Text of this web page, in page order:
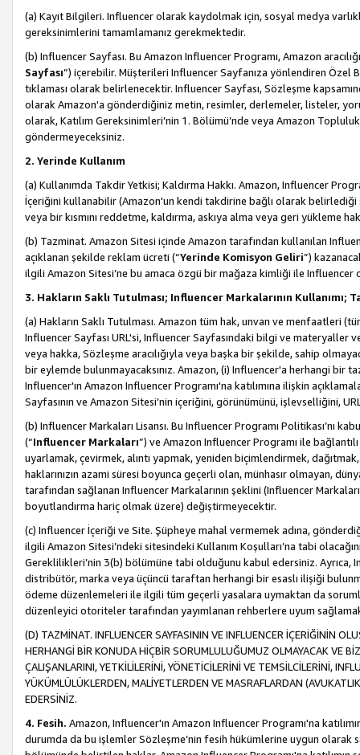
(a) Kayıt Bilgileri. Influencer olarak kaydolmak için, sosyal medya
gereksinimlerini tamamlamanız gerekmektedir.
(b) Influencer Sayfası. Bu Amazon Influencer Programı, Amazon
Sayfası”) içerebilir. Müşterileri Influencer Sayfanıza yönlendiren Özel
tıklaması olarak belirlenecektir. Influencer Sayfası, Sözleşme
olarak Amazon'a gönderdiğiniz metin, resimler, derlemeler, listeler,
olarak, Katılım Gereksinimleri’nin 1. Bölümü’nde veya Amazon
göndermeyeceksiniz.
2. Yerinde Kullanım
(a) Kullanımda Takdir Yetkisi; Kaldırma Hakkı. Amazon, Influencer
İçeriğini kullanabilir (Amazon'un kendi takdirine bağlı olarak belirlediği
veya bir kısmını reddetme, kaldırma, askıya alma veya geri yükleme
(b) Tazminat. Amazon Sitesi içinde Amazon tarafından kullanılan
açıklanan şekilde reklam ücreti (“Yerinde Komisyon Geliri”)
ilgili Amazon Sitesi’ne bu amaca özgü bir mağaza kimliği ile Influencer
3. Hakların Saklı Tutulması; Influencer Markalarının Kullanımı;
(a) Hakların Saklı Tutulması. Amazon tüm hak, unvan ve menfaatleri
Influencer Sayfası URL'si, Influencer Sayfasındaki bilgi ve materyaller
veya hakka, Sözleşme aracılığıyla veya başka bir şekilde, sahip
bir eylemde bulunmayacaksınız. Amazon, (i) Influencer'a herhangi bir
Influencer'ın Amazon Influencer Programı'na katılımına ilişkin
Sayfasının ve Amazon Sitesi’nin içeriğini, görünümünü, işlevselliğini,
(b) Influencer Markaları Lisansı. Bu Influencer Programı Politikası’nı
(“Influencer Markaları”) ve Amazon Influencer Programı ile
uyarlamak, çevirmek, alıntı yapmak, yeniden biçimlendirmek,
haklarınızın azami süresi boyunca geçerli olan, münhasır olmayan,
tarafından sağlanan Influencer Markalarının şeklini (Influencer
boyutlandırma hariç olmak üzere) değiştirmeyecektir.
(c) Influencer İçeriği ve Site. Şüpheye mahal vermemek adına,
ilgili Amazon Sitesi’ndeki sitesindeki Kullanım Koşulları’na tabi
Gereklilikleri’nin 3(b) bölümüne tabi olduğunu kabul edersiniz. Ayrıca,
distribütör, marka veya üçüncü taraftan herhangi bir esaslı ilişiği
ödeme düzenlemeleri ile ilgili tüm geçerli yasalara uymaktan da
düzenleyici otoriteler tarafından yayımlanan rehberlere uyum
(D) TAZMİNAT. INFLUENCER SAYFASININ VE INFLUENCER İÇERİĞİNİN
HERHANGİ BİR KONUDA HİÇBİR SORUMLULUĞUMUZ OLMAYACAK VE
ÇALIŞANLARINI, YETKİLİLERİNİ, YÖNETİCİLERİNİ VE TEMSİLCİLERİNİ,
YÜKÜMLÜLÜKLERDEN, MALİYETLERDEN VE MASRAFLARDAN
EDERSİNİZ.
4. Fesih. Amazon, Influencer'ın Amazon Influencer Programı'na
durumda da bu işlemler Sözleşme’nin fesih hükümlerine uygun olarak